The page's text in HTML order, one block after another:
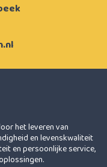
het leveren van
en levenskwaliteit
en persoonlijke service,